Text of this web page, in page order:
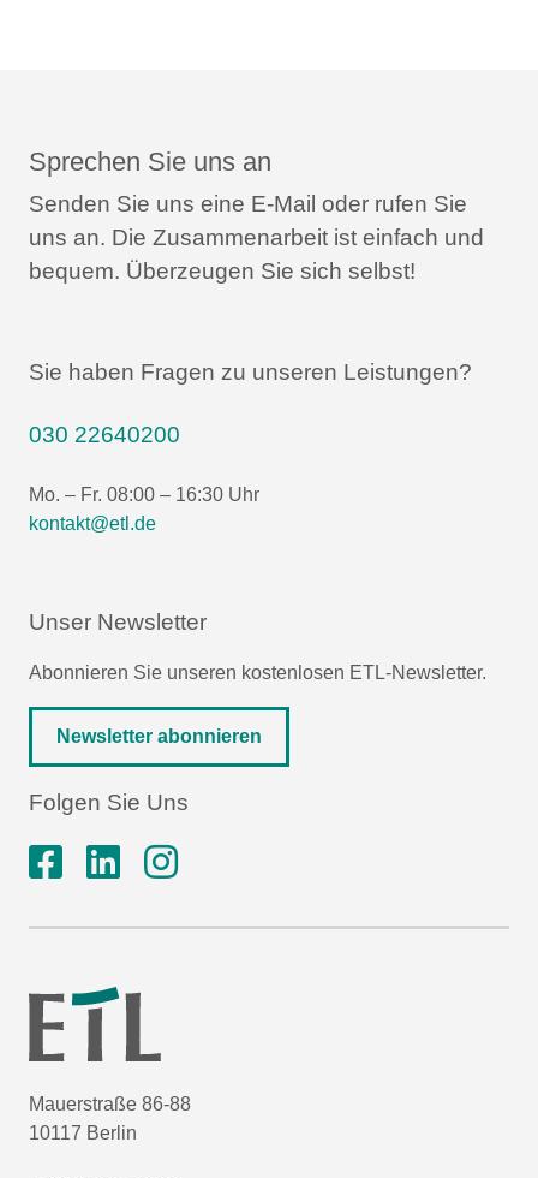
Sprechen Sie uns an
Senden Sie uns eine E-Mail oder rufen Sie
uns an. Die Zusammenarbeit ist einfach und
bequem. Überzeugen Sie sich selbst!
Sie haben Fragen zu unseren Leistungen?
030 22640200
Mo. – Fr. 08:00 – 16:30 Uhr
kontakt@etl.de
Unser Newsletter
Abonnieren Sie unseren kostenlosen ETL-Newsletter.
Newsletter abonnieren
Folgen Sie Uns
Mauerstraße 86-88
10117 Berlin